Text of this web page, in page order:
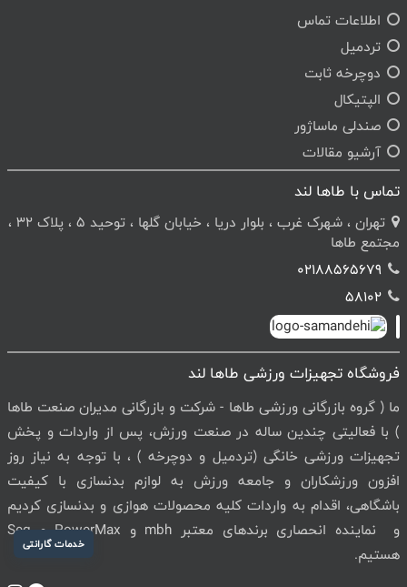
خدمات گارانتی
اطلاعات تماس
تردمیل
دوچرخه ثابت
الپتیکال
صندلی ماساژور
آرشیو مقالات
تماس با طاها لند
تهران ، شهرک غرب ، بلوار دریا ، خیابان گلها ، توحید 5 ، پلاک 32 ،
مجتمع طاها
02188565679
58102
فروشگاه تجهیزات ورزشی طاها لند
ما ( گروه بازرگانی ورزشی طاها - شرکت و بازرگانی مدیران صنعت طاها
) با فعالیتی چندین ساله در صنعت ورزش، پس از واردات و پخش
تجهیزات ورزشی خانگی (تردمیل و دوچرخه ) ، با توجه به نیاز روز
افزون ورزشکاران و جامعه ورزش به لوازم بدنسازی با کیفیت
باشگاهی، اقدام به واردات کلیه محصولات هوازی و بدنسازی کردیم
و نماینده انحصاری برندهای معتبر mbh و PowerMax و Seg
هستیم.